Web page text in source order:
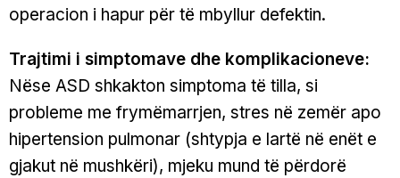
operacion i hapur për të mbyllur defektin.
Trajtimi i simptomave dhe komplikacioneve:
Nëse ASD shkakton simptoma të tilla, si
probleme me frymëmarrjen, stres në zemër apo
hipertension pulmonar (shtypja e lartë në enët e
gjakut në mushkëri), mjeku mund të përdorë